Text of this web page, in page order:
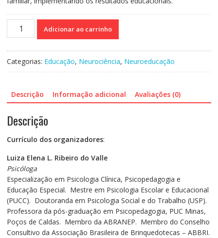
Temas
interdisciplinares
quantidade
Adicionar ao carrinho
Categorias: Educação, Neurociência, Neuroeducação
Descrição Informação adicional Avaliações (0)
Descrição
Currículo dos organizadores:
Luiza Elena L. Ribeiro do Valle
Psicóloga
Especialização em Psicologia Clínica, Psicopedagogia e
Educação Especial. Mestre em Psicologia Escolar e Educacional
(PUCC). Doutoranda em Psicologia Social e do Trabalho (USP).
Professora da pós-graduação em Psicopedagogia, PUC Minas,
Poços de Caldas. Membro da ABRANEP. Membro do Conselho
Consultivo da Associação Brasileira de Brinquedotecas – ABBRI.